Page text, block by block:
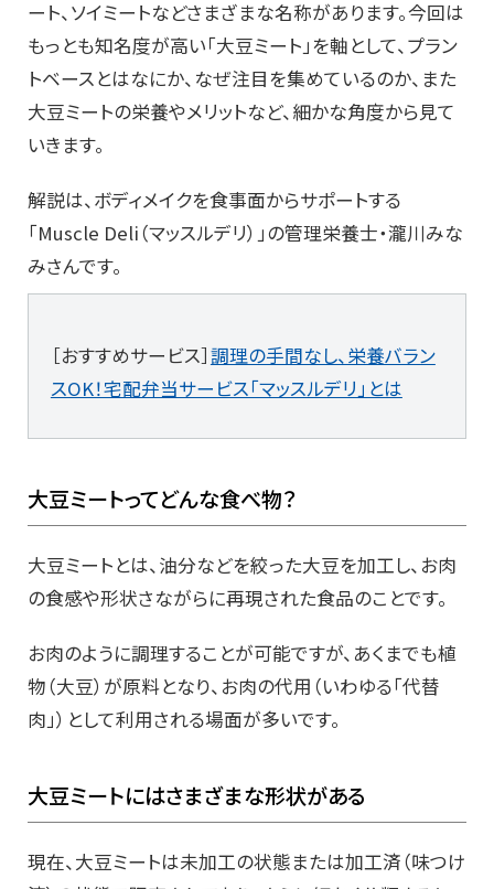
ート、ソイミートなどさまざまな名称があります。今回は
もっとも知名度が高い「大豆ミート」を軸として、プラン
トベースとはなにか、なぜ注目を集めているのか、また
大豆ミートの栄養やメリットなど、細かな角度から見て
いきます。
解説は、ボディメイクを食事面からサポートする
「Muscle Deli（マッスルデリ）」の管理栄養士・瀧川みな
みさんです。
［おすすめサービス］調理の手間なし、栄養バラン
スOK！宅配弁当サービス「マッスルデリ」とは
大豆ミートってどんな食べ物？
大豆ミートとは、油分などを絞った大豆を加工し、お肉
の食感や形状さながらに再現された食品のことです。
お肉のように調理することが可能ですが、あくまでも植
物（大豆）が原料となり、お肉の代用（いわゆる「代替
肉」）として利用される場面が多いです。
大豆ミートにはさまざまな形状がある
現在、大豆ミートは未加工の状態または加工済（味つけ